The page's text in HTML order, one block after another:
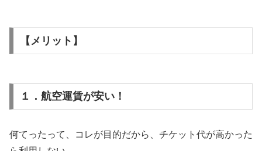
【メリット】
１．航空運賃が安い！
何てったって、コレが目的だから、チケット代が高かった